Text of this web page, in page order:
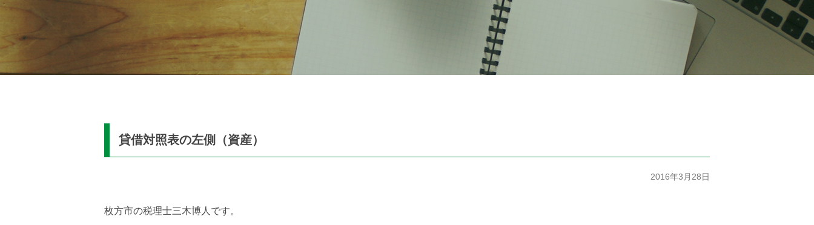
貸借対照表の左側（資産）
2016年3月28日
枚方市の税理士三木博人です。